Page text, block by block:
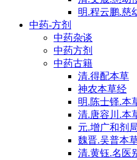
明.程云鹏.慈
中药-方剂
中药杂谈
中药方剂
中药古籍
清.得配本草
神农本草经
明.陈士铎.本
清.唐容川.本
元.增广和剂
魏晋.吴普本
清.黄钰.名医